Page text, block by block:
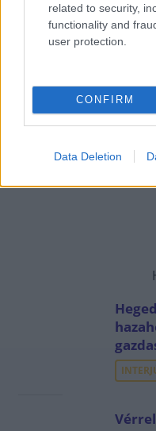
related to security,
functionality and
user protection.
CONFIRM
Data Deletion